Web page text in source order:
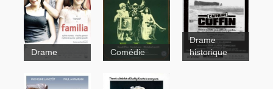
Drame Comédie
Drame
historique